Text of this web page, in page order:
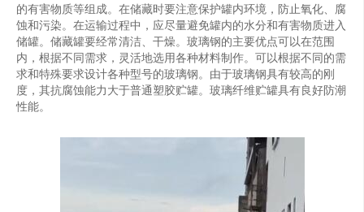
的有害物质等组成。在储藏时要注意保护罐内环境，防止氧化、腐
蚀和污染。在运输过程中，应尽量避免罐内的水分和有害物质进入
储罐。储藏罐要经常清洁、干燥。玻璃钢的主要优点可以在范围
内，根据不同需求，灵活地选用各种材料制作。可以根据不同的需
求和特殊要求设计各种型号的玻璃钢。由于玻璃钢具有较高的刚
度，其抗腐蚀能力大于普通塑胶贮罐。玻璃纤维贮罐具有良好防潮
性能。